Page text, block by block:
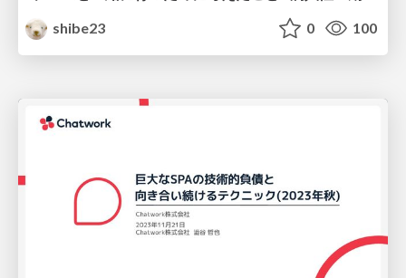
shibe23
0 100